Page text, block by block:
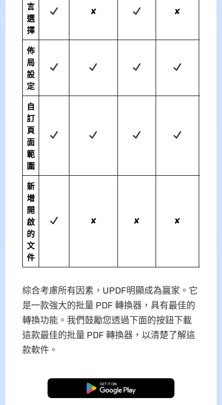
言
選
擇
✘ ✘
佈
局
設
定
自
訂
頁
面
範
圍
新
增
開
啟
的
文
件
✘ ✘ ✘
綜合考慮所有因素，UPDF明顯成為贏家。它
是一款強大的批量 PDF 轉換器，具有最佳的
轉換功能。我們鼓勵您透過下面的按鈕下載
這款最佳的批量 PDF 轉換器，以清楚了解這
款軟件。
免費下載